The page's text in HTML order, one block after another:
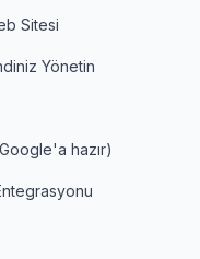
Sitesi
Yönetin
hazır)